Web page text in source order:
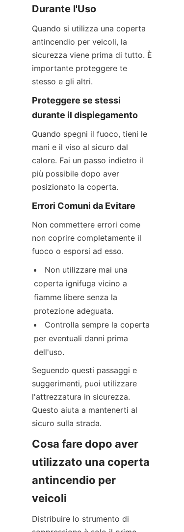
Durante l'Uso
Quando si utilizza una coperta
antincendio per veicoli, la
sicurezza viene prima di tutto. È
importante proteggere te
stesso e gli altri.
Proteggere se stessi
durante il dispiegamento
Quando spegni il fuoco, tieni le
mani e il viso al sicuro dal
calore. Fai un passo indietro il
più possibile dopo aver
posizionato la coperta.
Errori Comuni da Evitare
Non commettere errori come
non coprire completamente il
fuoco o esporsi ad esso.
Non utilizzare mai una
coperta ignifuga vicino a
fiamme libere senza la
protezione adeguata.
Controlla sempre la coperta
per eventuali danni prima
dell'uso.
Seguendo questi passaggi e
suggerimenti, puoi utilizzare
l'attrezzatura in sicurezza.
Questo aiuta a mantenerti al
sicuro sulla strada.
Cosa fare dopo aver
utilizzato una coperta
antincendio per
veicoli
Distribuire lo strumento di